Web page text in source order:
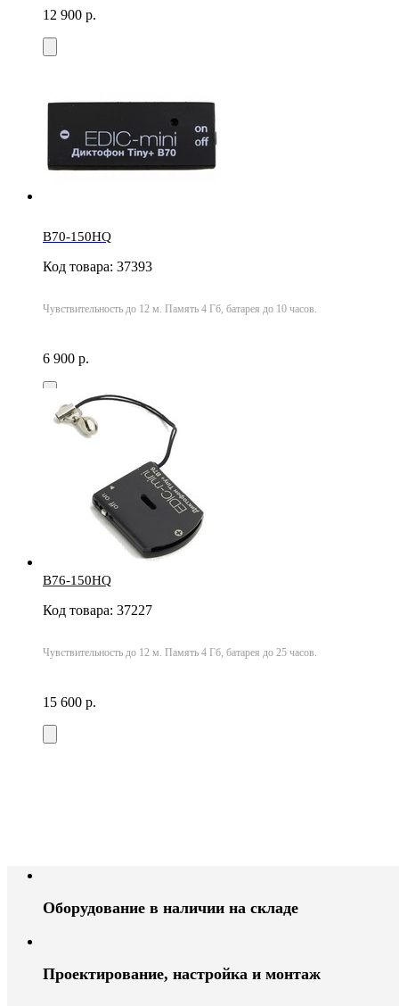
12 900 р.
B70-150HQ
Код товара: 37393
Чувствительность до 12 м. Память 4 Гб, батарея до 10 часов.
6 900 р.
B76-150HQ
Код товара: 37227
Чувствительность до 12 м. Память 4 Гб, батарея до 25 часов.
15 600 р.
Оборудование в наличии на складе
Проектирование, настройка и монтаж